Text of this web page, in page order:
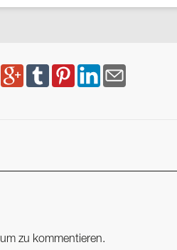
um zu kommentieren.